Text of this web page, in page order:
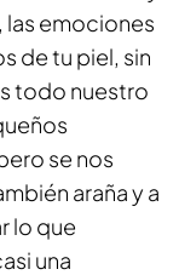
emociones
de tu piel, sin
todo nuestro
se nos
araña y a
lo que
una